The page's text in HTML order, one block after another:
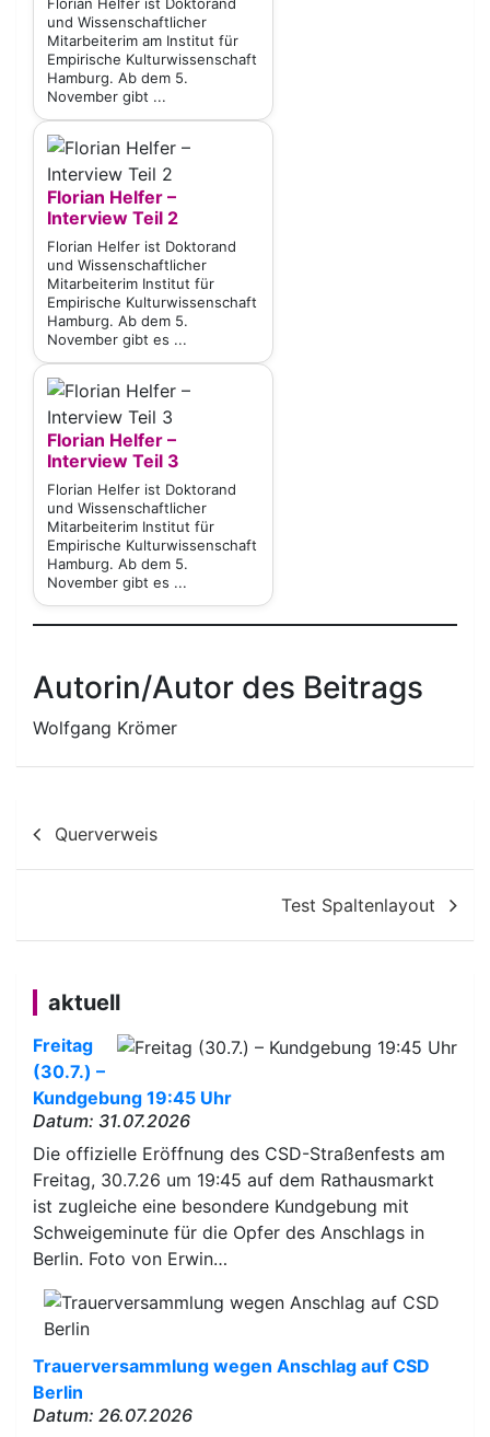
und Wissenschaftlicher
Mitarbeiterim am Institut für
Empirische Kulturwissenschaft
Hamburg. Ab dem 5.
November gibt ...
Florian Helfer –
Interview Teil 2
Florian Helfer ist Doktorand
und Wissenschaftlicher
Mitarbeiterim Institut für
Empirische Kulturwissenschaft
Hamburg. Ab dem 5.
November gibt es ...
Florian Helfer –
Interview Teil 3
Florian Helfer ist Doktorand
und Wissenschaftlicher
Mitarbeiterim Institut für
Empirische Kulturwissenschaft
Hamburg. Ab dem 5.
November gibt es ...
Autorin/Autor des Beitrags
Wolfgang Krömer
Beitragsnavigation
Querverweis
Test Spaltenlayout
aktuell
Freitag
(30.7.) –
Kundgebung 19:45 Uhr
Datum: 31.07.2026
Die offizielle Eröffnung des CSD-Straßenfests am
Freitag, 30.7.26 um 19:45 auf dem Rathausmarkt
ist zugleiche eine besondere Kundgebung mit
Schweigeminute für die Opfer des Anschlags in
Berlin. Foto von Erwin…
Trauerversammlung wegen Anschlag auf CSD
Berlin
Datum: 26.07.2026